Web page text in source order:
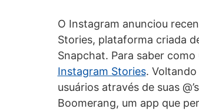
O Instagram anunciou
Stories, plataforma criada
Snapchat. Para saber
Instagram Stories.
usuários através de suas
Boomerang, um app que